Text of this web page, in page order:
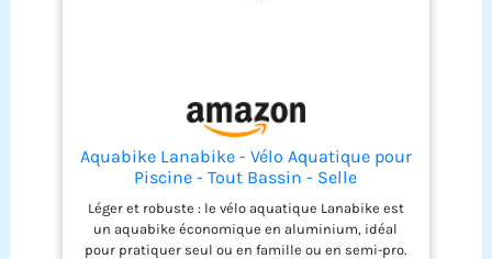
Aquabike Lanabike - Vélo Aquatique pour
Piscine - Tout Bassin - Selle
Ergonomique - Guidon Sport - Pédales
Antidérapantes - Réglages Click & Turn -
Bleu - Waterflex, Large, (WX-LANA-BL)
Léger et robuste : le vélo aquatique Lanabike est
un aquabike économique en aluminium, idéal
pour pratiquer seul ou en famille ou en semi-pro.